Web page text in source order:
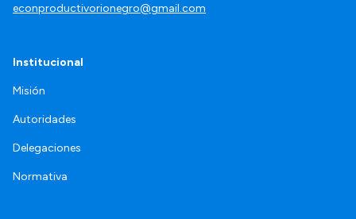
econproductivorionegro@gmail.com
Institucional
Misión
Autoridades
Delegaciones
Normativa